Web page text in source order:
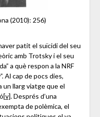
(2010): 256)
patit el suïcidi del seu
amb Trotsky i el seu
a què respon a la NRF
Al cap de pocs dies,
un llarg viatge que el
[v]. Després d’una
de polèmica, el